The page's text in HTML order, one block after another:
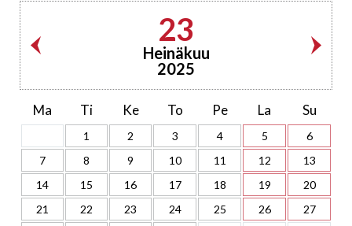
23
Heinäkuu
2025
Ma Ti Ke To Pe La Su
1 2 3 4 5
6
7
8 9 10 11 12
13
14
15 16 17 18 19
20
21
22 23 24 25 26
27